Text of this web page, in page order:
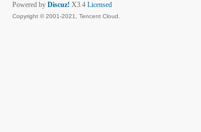
Powered by Discuz! X3.4 Licensed
Copyright © 2001-2021, Tencent Cloud.